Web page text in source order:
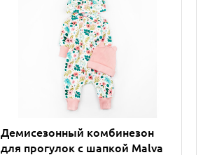
Демисезонный комбинезон
для прогулок с шапкой Malva